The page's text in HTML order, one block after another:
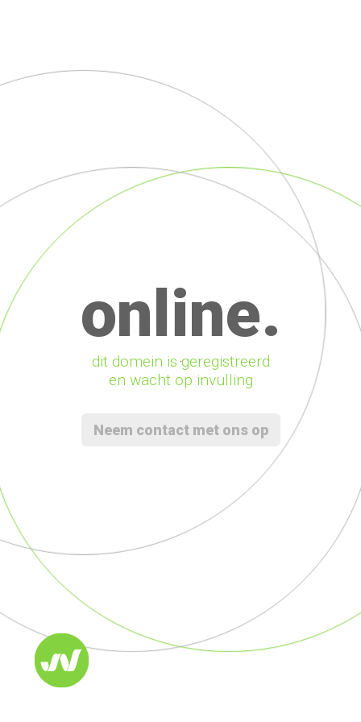
online.
dit domein is geregistreerd
en wacht op invulling
Neem contact met ons op